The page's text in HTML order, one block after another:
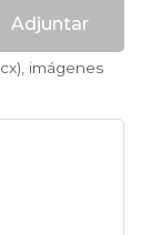
Adjuntar
imágenes